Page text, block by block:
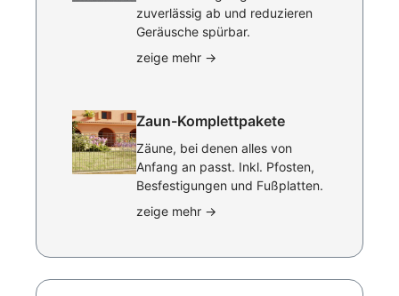
zuverlässig ab und reduzieren
Geräusche spürbar.
zeige mehr →
Zaun-Komplettpakete
Zäune, bei denen alles von
Anfang an passt. Inkl. Pfosten,
Besfestigungen und Fußplatten.
zeige mehr →